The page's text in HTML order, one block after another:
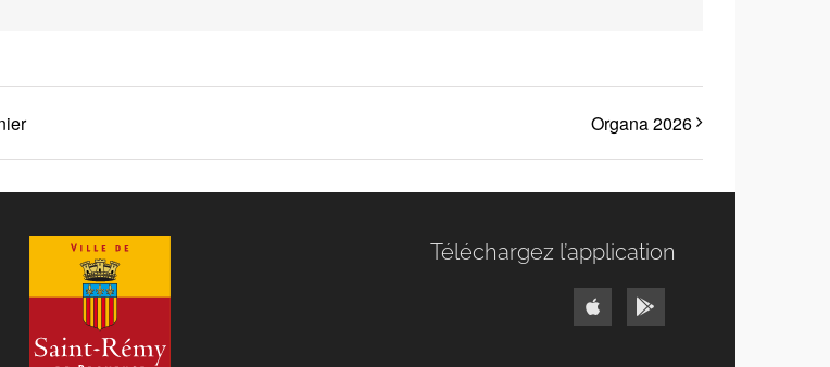
Organa 2026
Téléchargez l’application